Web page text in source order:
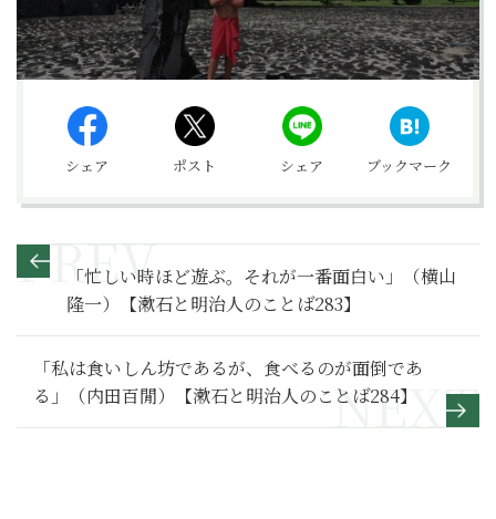
シェア ポスト シェア ブックマーク
「忙しい時ほど遊ぶ。それが一番面白い」（横山
隆一）【漱石と明治人のことば283】
「私は食いしん坊であるが、食べるのが面倒であ
る」（内田百閒）【漱石と明治人のことば284】